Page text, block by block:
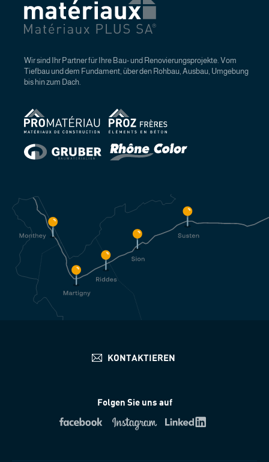
Wir sind Ihr Partner für Ihre Bau- und Renovierungsprojekte. Vom
Tiefbau und dem Fundament, über den Rohbau, Ausbau, Umgebung
bis hin zum Dach.
Folgen Sie uns auf